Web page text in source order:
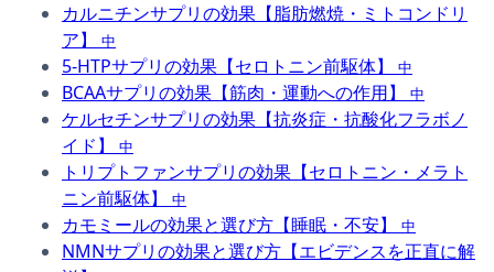
カルニチンサプリの効果【脂肪燃焼・ミトコンドリ
ア】
中
5-HTPサプリの効果【セロトニン前駆体】 中
BCAAサプリの効果【筋肉・運動への作用】 中
ケルセチンサプリの効果【抗炎症・抗酸化フラボノ
イド】
中
トリプトファンサプリの効果【セロトニン・メラト
ニン前駆体】
中
カモミールの効果と選び方【睡眠・不安】 中
NMNサプリの効果と選び方【エビデンスを正直に解